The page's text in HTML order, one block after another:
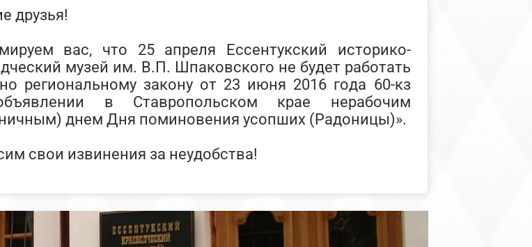
друзья!
вас, что 25 апреля Ессентукский историко-
музей им. В.П. Шпаковского не будет работать
региональному закону от 23 июня 2016 года 60-кз
в Ставропольском крае нерабочим
днем Дня поминовения усопших (Радоницы)».
свои извинения за неудобства!